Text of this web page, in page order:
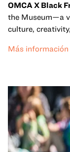
OMCA X Black
the Museum—a
culture,
sets from
move, make,
Más información